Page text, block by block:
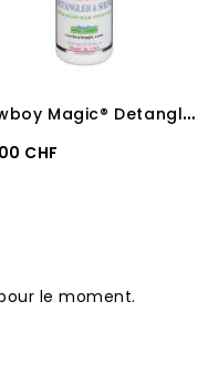
C
owboy Magic® Detangler & Shine 473 ml
CHF
le moment.